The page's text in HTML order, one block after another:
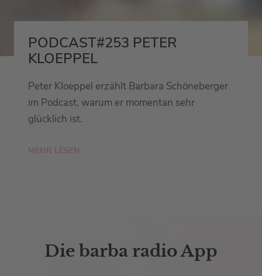
PODCAST#253 PETER
KLOEPPEL
Peter Kloeppel erzählt Barbara Schöneberger
im Podcast, warum er momentan sehr
glücklich ist.
MEHR LESEN
Die barba radio App